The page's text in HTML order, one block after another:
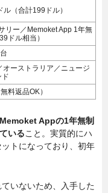
（合計199ドル）
リー／Memoket App 1年無
ドル相当）
ーストラリア／ニュージ
ド
料返品OK）
Appの1年無制
いること。実質的にハ
トになっており、初年
いないため、入手した